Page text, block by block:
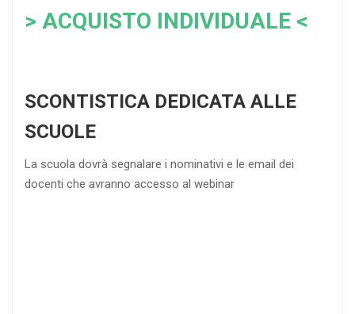
> ACQUISTO INDIVIDUALE <
SCONTISTICA DEDICATA ALLE
SCUOLE
La scuola dovrà segnalare i nominativi e le email dei
docenti che avranno accesso al webinar